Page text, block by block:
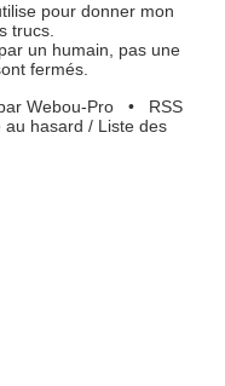
pour donner mon
trucs.
un humain, pas une
fermés.
Webou-Pro• RSS
au hasard / Liste des